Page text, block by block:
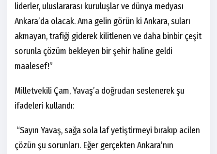
liderler, uluslararası kuruluşlar ve dünya medyası
Ankara’da olacak. Ama gelin görün ki Ankara, suları
akmayan, trafiği giderek kilitlenen ve daha binbir çeşit
sorunla çözüm bekleyen bir şehir haline geldi
maalesef!”
Milletvekili Çam, Yavaş’a doğrudan seslenerek şu
ifadeleri kullandı:
“Sayın Yavaş, sağa sola laf yetiştirmeyi bırakıp acilen
çözün şu sorunları. Eğer gerçekten Ankara’nın